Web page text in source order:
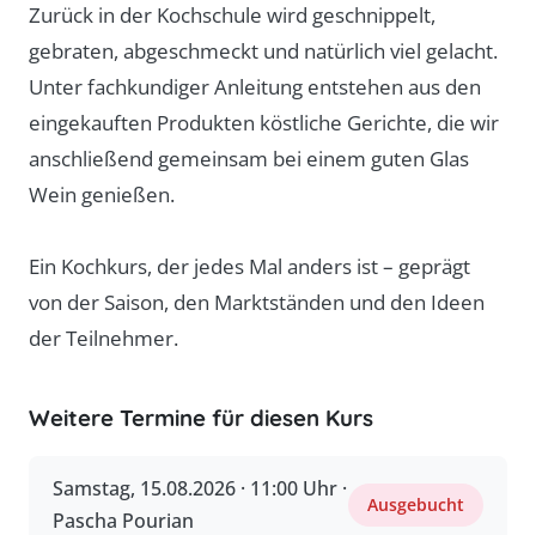
Zurück in der Kochschule wird geschnippelt,
gebraten, abgeschmeckt und natürlich viel gelacht.
Unter fachkundiger Anleitung entstehen aus den
eingekauften Produkten köstliche Gerichte, die wir
anschließend gemeinsam bei einem guten Glas
Wein genießen.
Ein Kochkurs, der jedes Mal anders ist – geprägt
von der Saison, den Marktständen und den Ideen
der Teilnehmer.
Weitere Termine für diesen Kurs
Samstag, 15.08.2026 · 11:00 Uhr ·
Pascha Pourian
Ausgebucht